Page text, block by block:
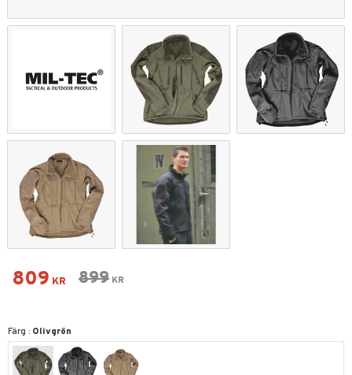
Nedsatt pris:
809 KR Ordinarie pris:
899 KR
Färg : Olivgrön